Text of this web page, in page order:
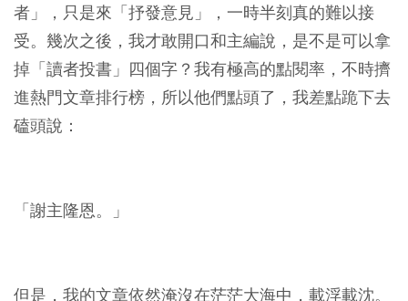
者」，只是來「抒發意見」，一時半刻真的難以接
受。幾次之後，我才敢開口和主編說，是不是可以拿
掉「讀者投書」四個字？我有極高的點閱率，不時擠
進熱門文章排行榜，所以他們點頭了，我差點跪下去
磕頭說：
「謝主隆恩。」
但是，我的文章依然淹沒在茫茫大海中，載浮載沈。